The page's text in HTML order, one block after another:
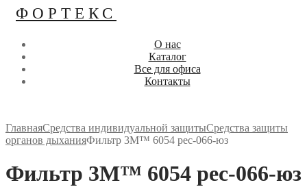
ФОРТЕКС
О нас
Каталог
Все для офиса
Контакты
ГлавнаяСредства индивидуальной защитыСредства защиты
органов дыханияФильтр 3М™ 6054 рес-066-юз
Фильтр 3М™ 6054 рес-066-юз